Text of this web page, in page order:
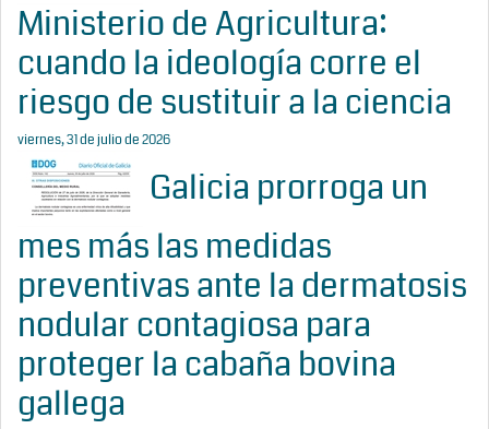
Ministerio de Agricultura:
cuando la ideología corre el
riesgo de sustituir a la ciencia
viernes, 31 de julio de 2026
Galicia prorroga un
mes más las medidas
preventivas ante la dermatosis
nodular contagiosa para
proteger la cabaña bovina
gallega